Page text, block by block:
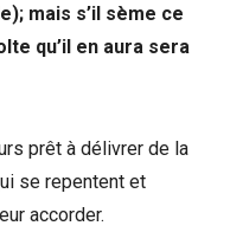
mais s’il sème ce
qu’il en aura sera
prêt à délivrer de la
se repentent et
accorder.